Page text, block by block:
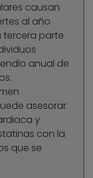
causan
al año
tercera parte
anual de
asesorar
y
con la
que se